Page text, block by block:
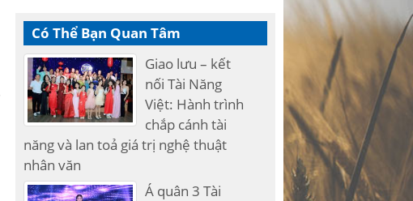
Có Thể Bạn Quan Tâm
Giao lưu – kết
nối Tài Năng
Việt: Hành trình
chắp cánh tài
năng và lan toả giá trị nghệ thuật
nhân văn
Á quân 3 Tài